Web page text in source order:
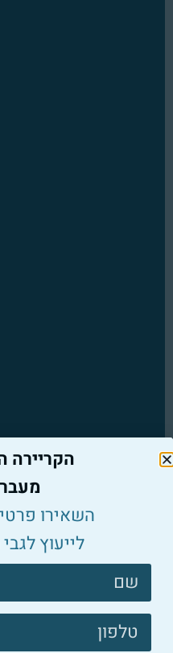
השאירו
לייעוץ
צרו
קשר
פוטר